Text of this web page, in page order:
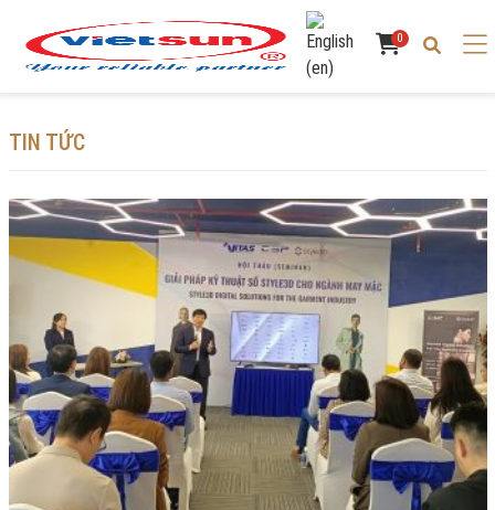
0
TIN TỨC